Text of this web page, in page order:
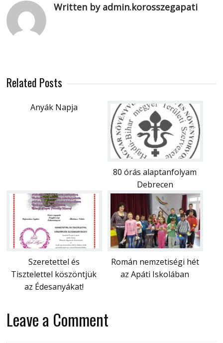
Written by admin.korosszegapati
Related Posts
Anyák Napja
80 órás alaptanfolyam
Debrecen
Szeretettel és
Tisztelettel köszöntjük
az Édesanyákat!
Román nemzetiségi hét
az Apáti Iskolában
Leave a Comment